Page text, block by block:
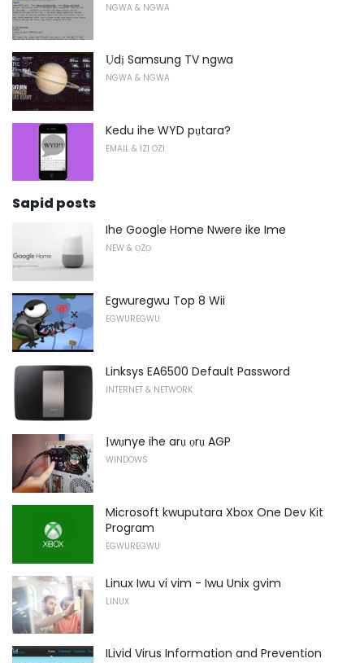
NGWA & NGWA
Ụdị Samsung TV ngwa
NGWA & NGWA
Kedu ihe WYD pụtara?
EMAIL & IZI OZI
Sapid posts
Ihe Google Home Nwere ike Ime
NEW & ỌZỌ
Egwuregwu Top 8 Wii
EGWUREGWU
Linksys EA6500 Default Password
INTERNET & NETWORK
Ịwụnye ihe arụ ọrụ AGP
WINDOWS
Microsoft kwuputara Xbox One Dev Kit
Program
EGWUREGWU
Linux Iwu vi vim - Iwu Unix gvim
LINUX
ILivid Virus Information and Prevention